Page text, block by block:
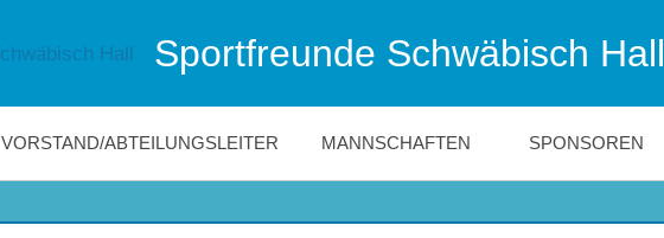
Sportfreunde Schwäbisch Hall
VORSTAND/ABTEILUNGSLEITER MANNSCHAFTEN SPONSOREN